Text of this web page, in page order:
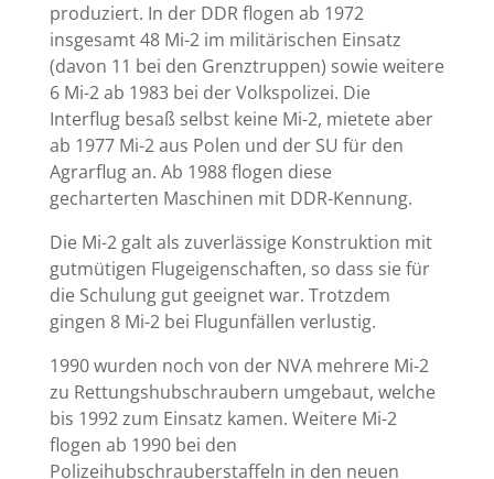
produziert. In der DDR flogen ab 1972
insgesamt 48 Mi-2 im militärischen Einsatz
(davon 11 bei den Grenztruppen) sowie weitere
6 Mi-2 ab 1983 bei der Volkspolizei. Die
Interflug besaß selbst keine Mi-2, mietete aber
ab 1977 Mi-2 aus Polen und der SU für den
Agrarflug an. Ab 1988 flogen diese
gecharterten Maschinen mit DDR-Kennung.
Die Mi-2 galt als zuverlässige Konstruktion mit
gutmütigen Flugeigenschaften, so dass sie für
die Schulung gut geeignet war. Trotzdem
gingen 8 Mi-2 bei Flugunfällen verlustig.
1990 wurden noch von der NVA mehrere Mi-2
zu Rettungshubschraubern umgebaut, welche
bis 1992 zum Einsatz kamen. Weitere Mi-2
flogen ab 1990 bei den
Polizeihubschrauberstaffeln in den neuen